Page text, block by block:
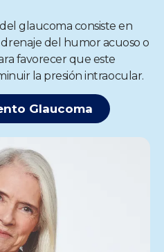
glaucoma consiste en
del humor acuoso o
favorecer que este
la presión intraocular.
Glaucoma